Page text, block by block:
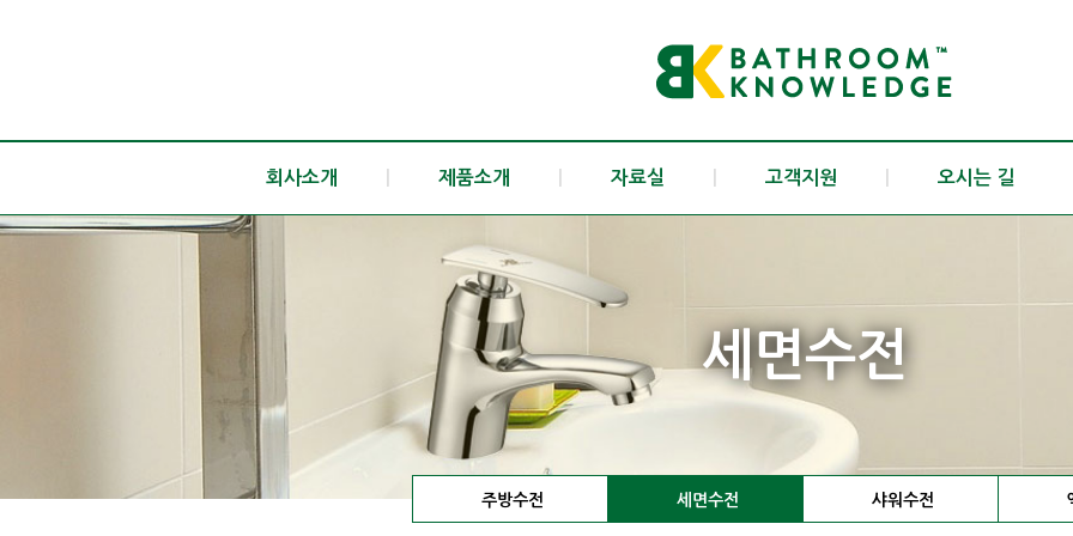
회사소개 제품소개 자료실 고객지원 오시는 길
세면수전
주방수전 세면수전 샤워수전